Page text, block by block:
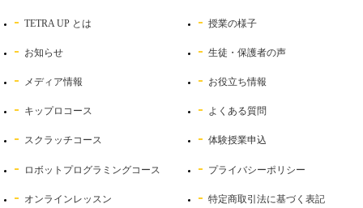
TETRA UP とは
お知らせ
メディア情報
キップロコース
スクラッチコース
ロボットプログラミングコース
オンラインレッスン
授業の様子
生徒・保護者の声
お役立ち情報
よくある質問
体験授業申込
プライバシーポリシー
特定商取引法に基づく表記